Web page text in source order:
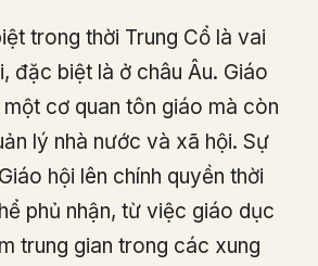
trong thời Trung Cổ là vai
đặc biệt là ở châu Âu. Giáo
cơ quan tôn giáo mà còn
lý nhà nước và xã hội. Sự
hội lên chính quyền thời
phủ nhận, từ việc giáo dục
trung gian trong các xung